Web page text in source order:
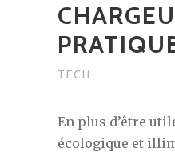
TECH
En plus d’être
écologique et